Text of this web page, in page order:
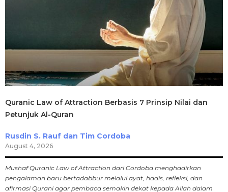
Quranic Law of Attraction Berbasis 7 Prinsip Nilai dan
Petunjuk Al-Quran
Rusdin S. Rauf dan Tim Cordoba
August 4, 2026
Mushaf Quranic Law of Attraction dari Cordoba menghadirkan
pengalaman baru bertadabbur melalui ayat, hadis, refleksi, dan
afirmasi Qurani agar pembaca semakin dekat kepada Allah dalam